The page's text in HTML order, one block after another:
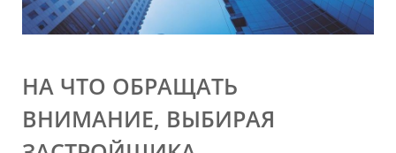
НА ЧТО ОБРАЩАТЬ
ВНИМАНИЕ, ВЫБИРАЯ